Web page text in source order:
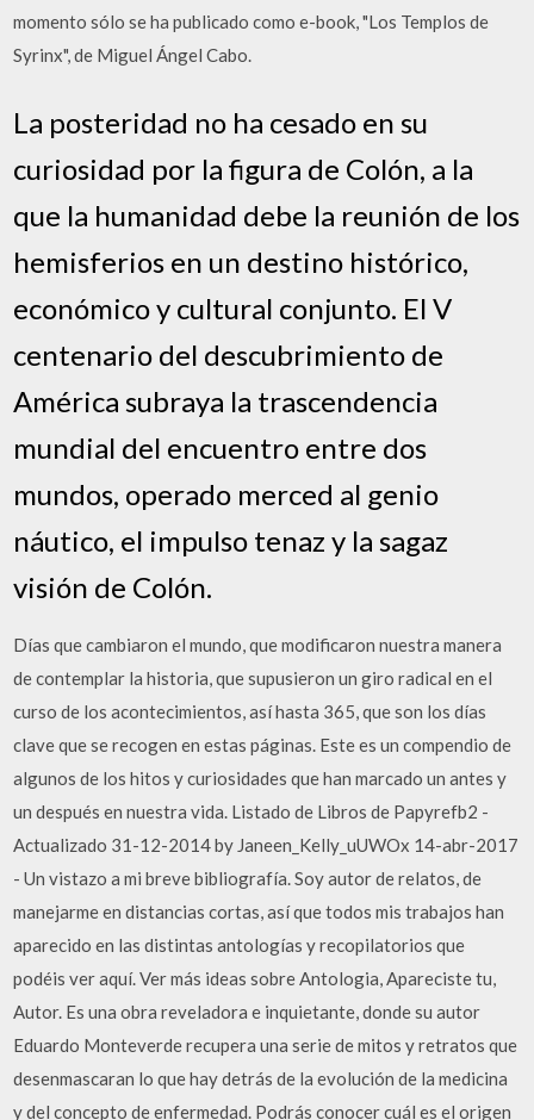
momento sólo se ha publicado como e-book, "Los Templos de
Syrinx", de Miguel Ángel Cabo.
La posteridad no ha cesado en su
curiosidad por la figura de Colón, a la
que la humanidad debe la reunión de los
hemisferios en un destino histórico,
económico y cultural conjunto. El V
centenario del descubrimiento de
América subraya la trascendencia
mundial del encuentro entre dos
mundos, operado merced al genio
náutico, el impulso tenaz y la sagaz
visión de Colón.
Días que cambiaron el mundo, que modificaron nuestra manera
de contemplar la historia, que supusieron un giro radical en el
curso de los acontecimientos, así hasta 365, que son los días
clave que se recogen en estas páginas. Este es un compendio de
algunos de los hitos y curiosidades que han marcado un antes y
un después en nuestra vida. Listado de Libros de Papyrefb2 -
Actualizado 31-12-2014 by Janeen_Kelly_uUWOx 14-abr-2017
- Un vistazo a mi breve bibliografía. Soy autor de relatos, de
manejarme en distancias cortas, así que todos mis trabajos han
aparecido en las distintas antologías y recopilatorios que
podéis ver aquí. Ver más ideas sobre Antologia, Apareciste tu,
Autor. Es una obra reveladora e inquietante, donde su autor
Eduardo Monteverde recupera una serie de mitos y retratos que
desenmascaran lo que hay detrás de la evolución de la medicina
y del concepto de enfermedad. Podrás conocer cuál es el origen